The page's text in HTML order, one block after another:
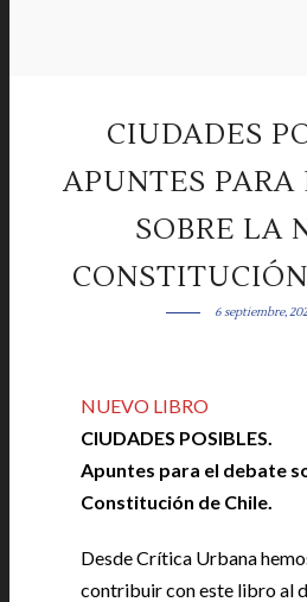
CIUDADES
APUNTES PARA
SOBRE LA
6 septiembre,
NUEVO LIBRO
CIUDADES POSIBLES.
Apuntes para el debate
Constitución de Chile.
Desde Crítica Urbana
contribuir con este libro al